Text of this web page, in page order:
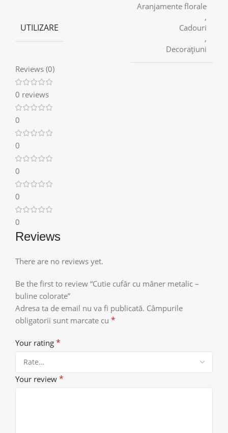
UTILIZARE
Aranjamente florale
,
Cadouri
,
Decorațiuni
Reviews (0)
0 reviews
0
0
0
0
0
Reviews
There are no reviews yet.
Be the first to review “Cutie cufăr cu mâner metalic –
buline colorate”
Adresa ta de email nu va fi publicată. Câmpurile
obligatorii sunt marcate cu *
Your rating *
Your review *